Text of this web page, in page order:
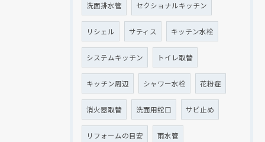
洗面排水管 セクショナルキッチン
リシェル サティス キッチン水栓
システムキッチン トイレ取替
キッチン周辺 シャワー水栓 花粉症
消火器取替 洗面用蛇口 サビ止め
リフォームの目安 雨水管